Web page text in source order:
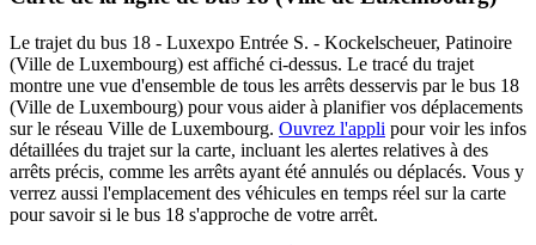
Le trajet du bus 18 - Luxexpo Entrée S. - Kockelscheuer, Patinoire
(Ville de Luxembourg) est affiché ci-dessus. Le tracé du trajet
montre une vue d'ensemble de tous les arrêts desservis par le bus 18
(Ville de Luxembourg) pour vous aider à planifier vos déplacements
sur le réseau Ville de Luxembourg. Ouvrez l'appli pour voir les infos
détaillées du trajet sur la carte, incluant les alertes relatives à des
arrêts précis, comme les arrêts ayant été annulés ou déplacés. Vous y
verrez aussi l'emplacement des véhicules en temps réel sur la carte
pour savoir si le bus 18 s'approche de votre arrêt.